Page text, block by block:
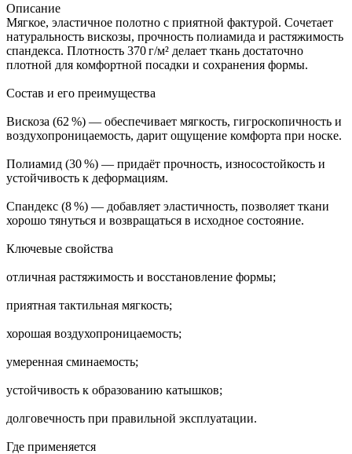
Описание
Мягкое, эластичное полотно с приятной фактурой. Сочетает
натуральность вискозы, прочность полиамида и растяжимость
спандекса. Плотность 370 г/м² делает ткань достаточно
плотной для комфортной посадки и сохранения формы.
Состав и его преимущества
Вискоза (62 %) — обеспечивает мягкость, гигроскопичность и
воздухопроницаемость, дарит ощущение комфорта при носке.
Полиамид (30 %) — придаёт прочность, износостойкость и
устойчивость к деформациям.
Спандекс (8 %) — добавляет эластичность, позволяет ткани
хорошо тянуться и возвращаться в исходное состояние.
Ключевые свойства
отличная растяжимость и восстановление формы;
приятная тактильная мягкость;
хорошая воздухопроницаемость;
умеренная сминаемость;
устойчивость к образованию катышков;
долговечность при правильной эксплуатации.
Где применяется